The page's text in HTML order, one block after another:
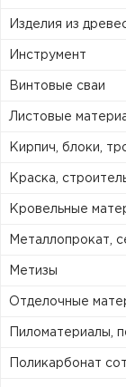
Изделия из
Инструмент
Винтовые сваи
Листовые
Кирпич, блоки,
Краска,
Кровельные
Металлопрокат,
Метизы
Отделочные
Пиломатериалы,
Поликарбонат